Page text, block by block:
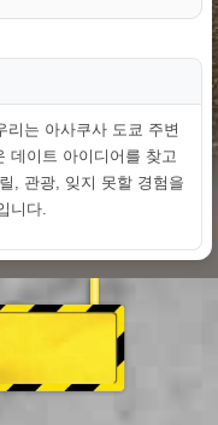
리는 아사쿠사 도쿄 주변
데이트 아이디어를 찾고
, 관광, 잊지 못할 경험을
니다.